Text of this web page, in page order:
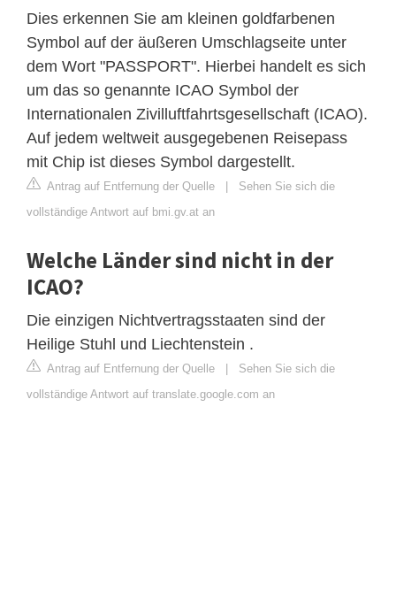
Dies erkennen Sie am kleinen goldfarbenen
Symbol auf der äußeren Umschlagseite unter
dem Wort "PASSPORT". Hierbei handelt es sich
um das so genannte ICAO Symbol der
Internationalen Zivilluftfahrtsgesellschaft (ICAO).
Auf jedem weltweit ausgegebenen Reisepass
mit Chip ist dieses Symbol dargestellt.
Antrag auf Entfernung der Quelle | Sehen Sie sich die
vollständige Antwort auf bmi.gv.at an
Welche Länder sind nicht in der
ICAO?
Die einzigen Nichtvertragsstaaten sind der
Heilige Stuhl und Liechtenstein .
Antrag auf Entfernung der Quelle | Sehen Sie sich die
vollständige Antwort auf translate.google.com an